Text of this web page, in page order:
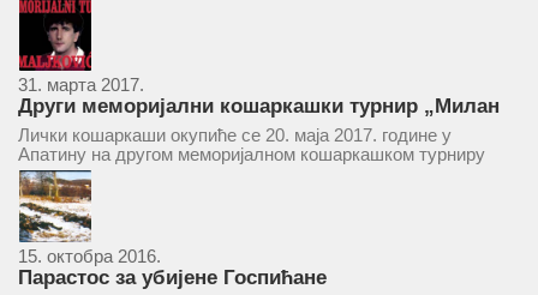
9 Београд, у 11 часова. За Скупштину је предложен...
31. марта 2017.
Други меморијални кошаркашки турнир „Милан
Маљковић Маљак“ у Апатину 20. маја 2017.
Лички кошаркаши окупиће се 20. маја 2017. године у
Апатину на другом меморијалном кошаркашком турниру
„Милан Маљковић Маљак“. Као и прошле године,
учествоваће екипе Госпића, Личког Осика, Плашког, као и
комбинована екипа кошаркаша из...
15. октобра 2016.
Парастос за убијене Госпићане